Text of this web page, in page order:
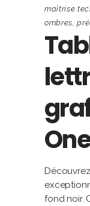
maîtrise
ombres ,
fond noir.